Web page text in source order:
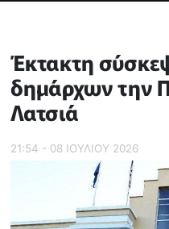
Έκτακτη
δημάρχων την
Λατσιά
21:54 - 08 ΙΟΥΛΙΟΥ 2026